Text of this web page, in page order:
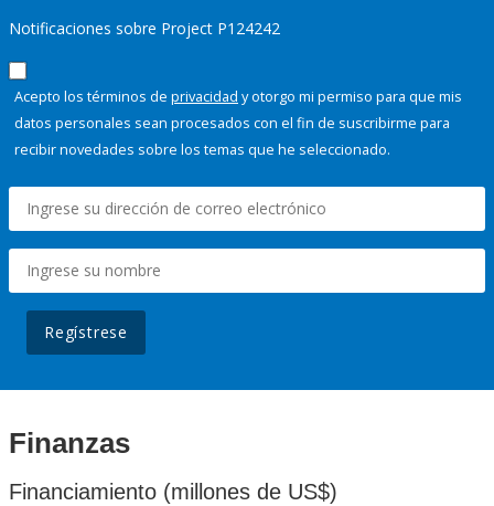
Notificaciones sobre Project P124242
Acepto los términos de privacidad y otorgo mi permiso para que mis
datos personales sean procesados con el fin de suscribirme para
recibir novedades sobre los temas que he seleccionado.
Regístrese
Finanzas
Financiamiento (millones de US$)